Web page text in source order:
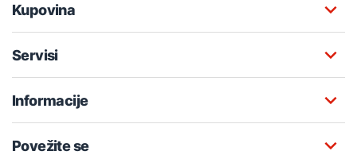
Kupovina
Servisi
Informacije
Povežite se